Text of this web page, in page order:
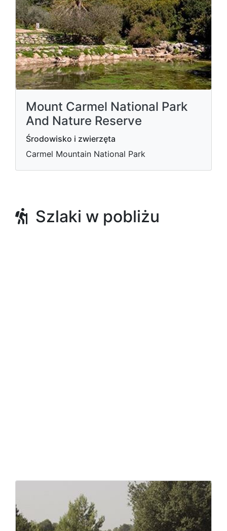
Mount Carmel National Park
And Nature Reserve
Środowisko i zwierzęta
Carmel Mountain National Park
Szlaki w pobliżu